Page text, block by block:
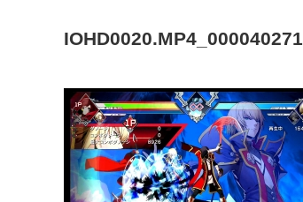
IOHD0020.MP4_000040271